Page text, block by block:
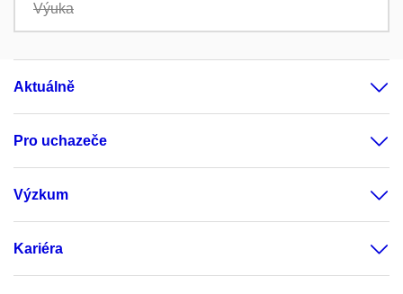
Výuka
Aktuálně
Pro uchazeče
Výzkum
Kariéra